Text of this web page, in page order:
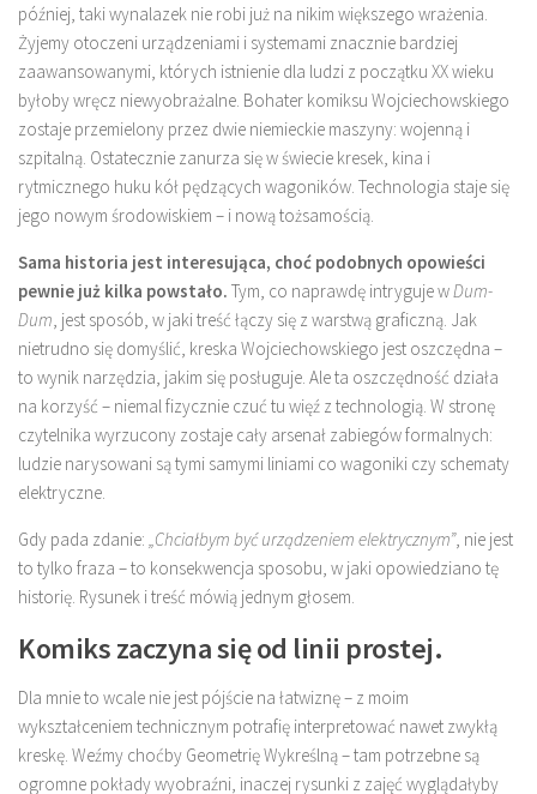
później, taki wynalazek nie robi już na nikim większego wrażenia.
Żyjemy otoczeni urządzeniami i systemami znacznie bardziej
zaawansowanymi, których istnienie dla ludzi z początku XX wieku
byłoby wręcz niewyobrażalne. Bohater komiksu Wojciechowskiego
zostaje przemielony przez dwie niemieckie maszyny: wojenną i
szpitalną. Ostatecznie zanurza się w świecie kresek, kina i
rytmicznego huku kół pędzących wagoników. Technologia staje się
jego nowym środowiskiem – i nową tożsamością.
Sama historia jest interesująca, choć podobnych opowieści
pewnie już kilka powstało. Tym, co naprawdę intryguje wDum-
Dum , jest sposób, w jaki treść łączy się z warstwą graficzną. Jak
nietrudno się domyślić, kreska Wojciechowskiego jest oszczędna –
to wynik narzędzia, jakim się posługuje. Ale ta oszczędność działa
na korzyść – niemal fizycznie czuć tu więź z technologią. W stronę
czytelnika wyrzucony zostaje cały arsenał zabiegów formalnych:
ludzie narysowani są tymi samymi liniami co wagoniki czy schematy
elektryczne.
Gdy pada zdanie: „Chciałbym być urządzeniem elektrycznym”, nie jest
to tylko fraza – to konsekwencja sposobu, w jaki opowiedziano tę
historię. Rysunek i treść mówią jednym głosem.
Komiks zaczyna się od linii prostej.
Dla mnie to wcale nie jest pójście na łatwiznę – z moim
wykształceniem technicznym potrafię interpretować nawet zwykłą
kreskę. Weźmy choćby Geometrię Wykreślną – tam potrzebne są
ogromne pokłady wyobraźni, inaczej rysunki z zajęć wyglądałyby